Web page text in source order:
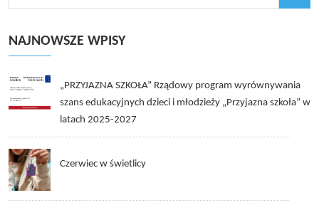
NAJNOWSZE WPISY
„PRZYJAZNA SZKOŁA” Rządowy program wyrównywania
szans edukacyjnych dzieci i młodzieży „Przyjazna szkoła” w
latach 2025-2027
Czerwiec w świetlicy